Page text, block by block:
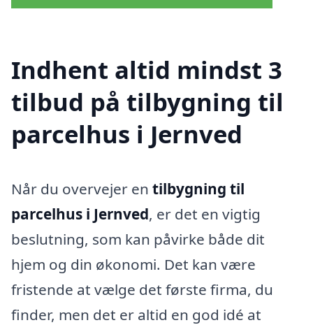
Indhent altid mindst 3
tilbud på tilbygning til
parcelhus i Jernved
Når du overvejer en tilbygning til
parcelhus i Jernved, er det en vigtig
beslutning, som kan påvirke både dit
hjem og din økonomi. Det kan være
fristende at vælge det første firma, du
finder, men det er altid en god idé at